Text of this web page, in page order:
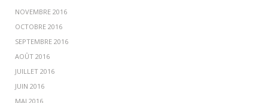
NOVEMBRE 2016
OCTOBRE 2016
SEPTEMBRE 2016
AOÛT 2016
JUILLET 2016
JUIN 2016
MAI 2016